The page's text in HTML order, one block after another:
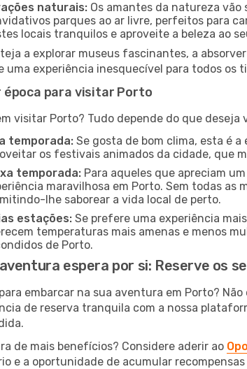
naturais: Os amantes da natureza
parques ao ar livre, perfeitos para
locais tranquilos e aproveite a beleza ao
a explorar museus fascinantes, a
uma experiência inesquecível para todos os
época para visitar Porto
visitar Porto? Tudo depende do que
temporada: Se gosta de bom clima, esta é
os festivais animados da cidade, que
temporada: Para aqueles que apreciam
maravilhosa em Porto. Sem todas
lhe saborear a vida local de perto.
estações: Se prefere uma experiência
temperaturas mais amenas e menos
de Porto.
espera por si: Reserve os
embarcar na sua aventura em Porto?
de reserva tranquila com a nossa
de mais benefícios? Considere aderir ao
e a oportunidade de acumular